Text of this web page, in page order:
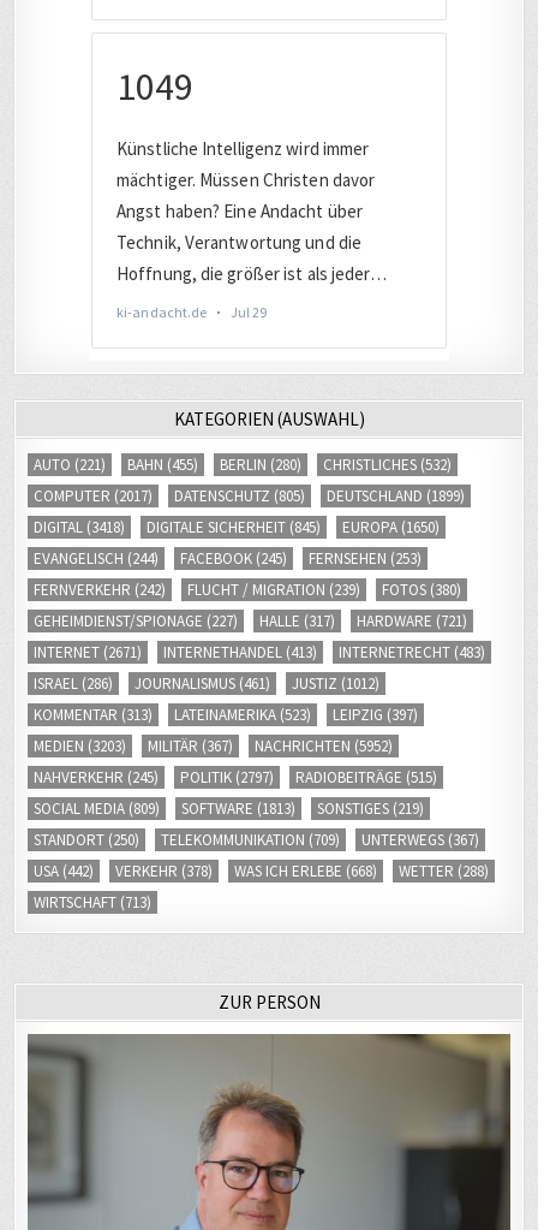
KATEGORIEN (AUSWAHL)
AUTO (221) BAHN (455) BERLIN (280) CHRISTLICHES (532)
COMPUTER (2017) DATENSCHUTZ (805) DEUTSCHLAND (1899)
DIGITAL (3418) DIGITALE SICHERHEIT (845) EUROPA (1650)
EVANGELISCH (244) FACEBOOK (245) FERNSEHEN (253)
FERNVERKEHR (242) FLUCHT / MIGRATION (239) FOTOS (380)
GEHEIMDIENST/SPIONAGE (227) HALLE (317) HARDWARE (721)
INTERNET (2671) INTERNETHANDEL (413) INTERNETRECHT (483)
ISRAEL (286) JOURNALISMUS (461) JUSTIZ (1012)
KOMMENTAR (313) LATEINAMERIKA (523) LEIPZIG (397)
MEDIEN (3203) MILITÄR (367) NACHRICHTEN (5952)
NAHVERKEHR (245) POLITIK (2797) RADIOBEITRÄGE (515)
SOCIAL MEDIA (809) SOFTWARE (1813) SONSTIGES (219)
STANDORT (250) TELEKOMMUNIKATION (709) UNTERWEGS (367)
USA (442) VERKEHR (378) WAS ICH ERLEBE (668) WETTER (288)
WIRTSCHAFT (713)
ZUR PERSON